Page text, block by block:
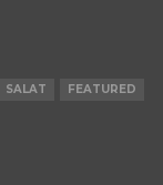
SALAT FEATURED